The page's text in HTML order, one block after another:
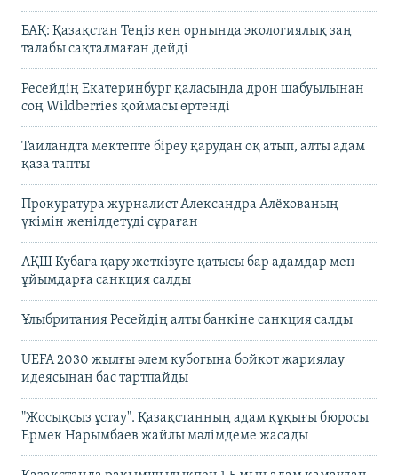
БАҚ: Қазақстан Теңіз кен орнында экологиялық заң
талабы сақталмаған дейді
Ресейдің Екатеринбург қаласында дрон шабуылынан
соң Wildberries қоймасы өртенді
Таиландта мектепте біреу қарудан оқ атып, алты адам
қаза тапты
Прокуратура журналист Александра Алёхованың
үкімін жеңілдетуді сұраған
АҚШ Кубаға қару жеткізуге қатысы бар адамдар мен
ұйымдарға санкция салды
Ұлыбритания Ресейдің алты банкіне санкция салды
UEFA 2030 жылғы әлем кубогына бойкот жариялау
идеясынан бас тартпайды
"Жосықсыз ұстау". Қазақстанның адам құқығы бюросы
Ермек Нарымбаев жайлы мәлімдеме жасады